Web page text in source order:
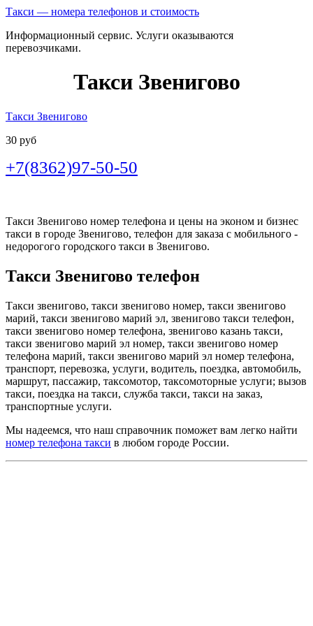
Такси — номера телефонов и стоимость
Информационный сервис. Услуги оказываются
перевозчиками.
Такси Звенигово
Такси Звенигово
30 руб
+7(8362)97-50-50
Такси Звенигово номер телефона и цены на эконом и бизнес
такси в городе Звенигово, телефон для заказа с мобильного -
недорогого городского такси в Звенигово.
Такси Звенигово телефон
Такси звенигово, такси звенигово номер, такси звенигово
марий, такси звенигово марий эл, звенигово такси телефон,
такси звенигово номер телефона, звенигово казань такси,
такси звенигово марий эл номер, такси звенигово номер
телефона марий, такси звенигово марий эл номер телефона,
транспорт, перевозка, услуги, водитель, поездка, автомобиль,
маршрут, пассажир, таксомотор, таксомоторные услуги; вызов
такси, поездка на такси, служба такси, такси на заказ,
транспортные услуги.
Мы надеемся, что наш справочник поможет вам легко найти
номер телефона такси в любом городе России.